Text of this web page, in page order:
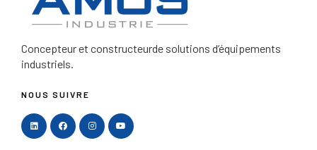
Concepteur et constructeurde solutions d’équipements
industriels.
NOUS SUIVRE